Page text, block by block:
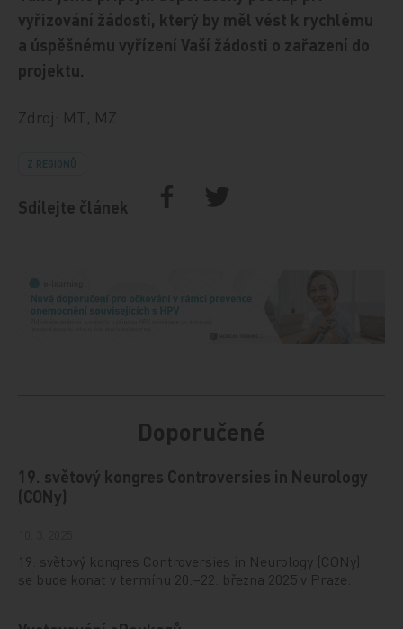
vyřizování žádostí, který by měl vést k rychlému
a úspěšnému vyřízení Vaší žádosti o zařazení do
projektu.
Zdroj: MT, MZ
Z REGIONŮ
Sdílejte článek
Doporučené
19. světový kongres Controversies in Neurology
(CONy)
19. světový kongres Controversies in Neurology (CONy)
se bude konat v termínu 20.–22. března 2025 v Praze.